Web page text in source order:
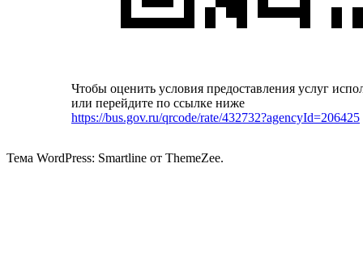
Чтобы оценить условия предоставления услуг
или перейдите по ссылке ниже
https://bus.gov.ru/qrcode/rate/432732?agencyId=206425
Тема WordPress: Smartline от ThemeZee.